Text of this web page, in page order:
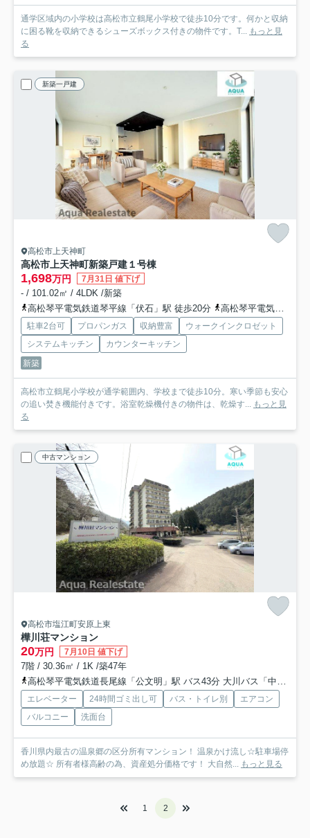
通学区域内の小学校は高松市立鶴尾小学校で徒歩10分です。何かと収納
に困る靴を収納できるシューズボックス付きの物件です。T...
もっと見
る
新築一戸建
高松市上天神町
高松市上天神町新築戸建１号棟
1,698万円 7月31日 値下げ
- / 101.02㎡ / 4LDK /新築
高松琴平電気鉄道琴平線「伏石」駅 徒歩20分
高松琴平電気鉄道琴平線「三条」駅 徒歩23分
駐車2台可 プロパンガス 収納豊富
ウォークインクロゼット
システムキッチン
カウンターキッチン
新築
高松市立鶴尾小学校が通学範囲内、学校まで徒歩10分。寒い季節も安心
の追い焚き機能付きです。浴室乾燥機付きの物件は、乾燥す...
もっと見
る
中古マンション
高松市塩江町安原上東
樺川荘マンション
20万円 7月10日 値下げ
7階 / 30.36㎡ / 1K /築47年
高松琴平電気鉄道長尾線「公文明」駅 バス43分 大川バス「中山（さぬき市）」 停歩87分
エレベーター 24時間ゴミ出し可 バス・トイレ別
エアコン
バルコニー
洗面台
香川県内最古の温泉郷の区分所有マンション！ 温泉かけ流し☆駐車場停
め放題☆ 所有者様高齢の為、資産処分価格です！ 大自然...
もっと見る
1 2